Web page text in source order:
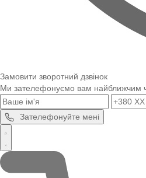
Замовити зворотний дзвінок
Ми зателефонуємо вам найближчим
Зателефонуйте мені